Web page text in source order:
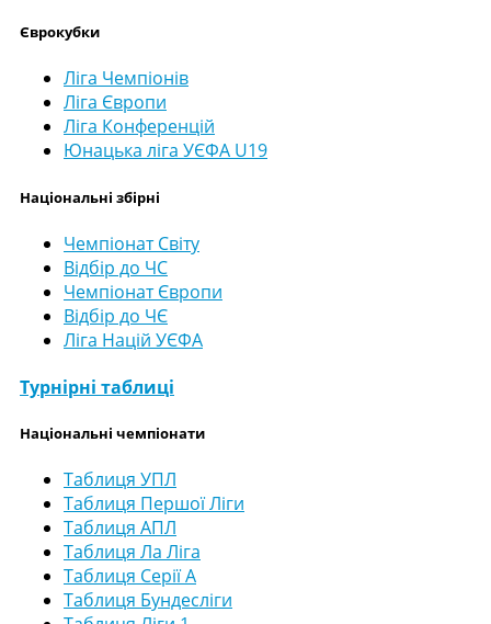
Єврокубки
Ліга Чемпіонів
Ліга Європи
Ліга Конференцій
Юнацька ліга УЄФА U19
Національні збірні
Чемпіонат Світу
Відбір до ЧС
Чемпіонат Європи
Відбір до ЧЄ
Ліга Націй УЄФА
Турнірні таблиці
Національні чемпіонати
Таблиця УПЛ
Таблиця Першої Ліги
Таблиця АПЛ
Таблиця Ла Ліга
Таблиця Серії А
Таблиця Бундесліги